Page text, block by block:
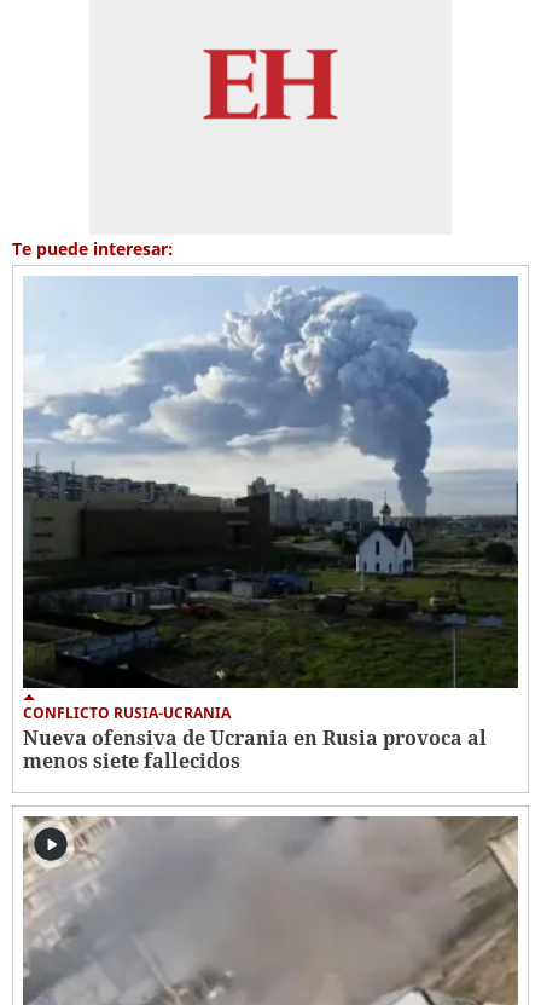
Te puede interesar:
CONFLICTO RUSIA-UCRANIA
Nueva ofensiva de Ucrania en Rusia provoca al
menos siete fallecidos